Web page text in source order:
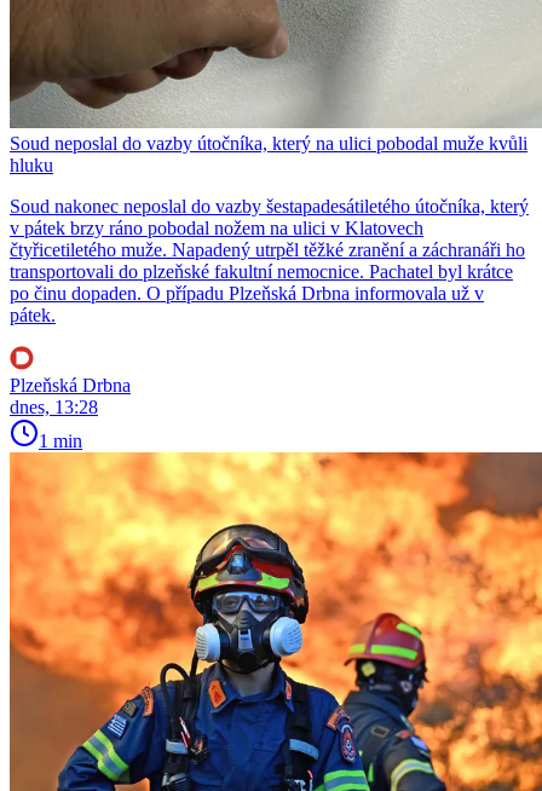
Soud neposlal do vazby útočníka, který na ulici pobodal muže kvůli
hluku
Soud nakonec neposlal do vazby šestapadesátiletého útočníka, který
v pátek brzy ráno pobodal nožem na ulici v Klatovech
čtyřicetiletého muže. Napadený utrpěl těžké zranění a záchranáři ho
transportovali do plzeňské fakultní nemocnice. Pachatel byl krátce
po činu dopaden. O případu Plzeňská Drbna informovala už v
pátek.
Plzeňská Drbna
dnes, 13:28
1 min